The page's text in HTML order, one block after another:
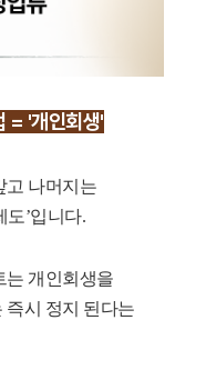
= '개인회생'
고 나머지는
도’입니다.
는 개인회생을
즉시 정지 된다는